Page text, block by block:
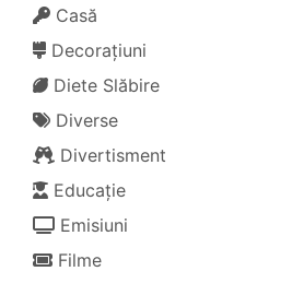
Casă
Decorațiuni
Diete Slăbire
Diverse
Divertisment
Educație
Emisiuni
Filme